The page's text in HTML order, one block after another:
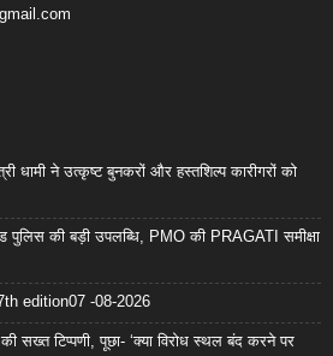
धामी ने उत्कृष्ट बुनकरों और हस्तशिल्प कारीगरों को
पुलिस की बड़ी उपलब्धि, PMO की PRAGATI समीक्षा
edition07 -08-2026
की सख्त टिप्पणी, पूछा- ‘क्या विरोध स्थल बंद करने पर